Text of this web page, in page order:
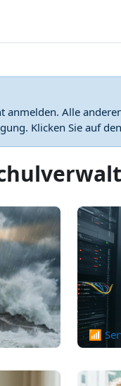
Alle
Klicken Sie auf
📶